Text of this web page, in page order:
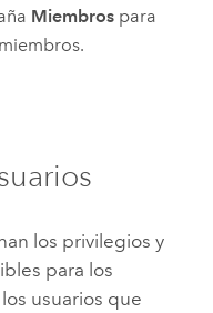
Miembrospara
los privilegios y
para los
usuarios que